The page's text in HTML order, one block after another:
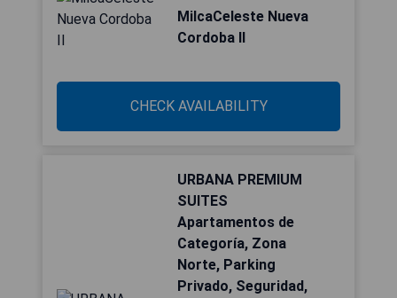
MilcaCeleste Nueva
Cordoba II
CHECK AVAILABILITY
URBANA PREMIUM
SUITES
Apartamentos de
Categoría, Zona
Norte, Parking
Privado, Seguridad,